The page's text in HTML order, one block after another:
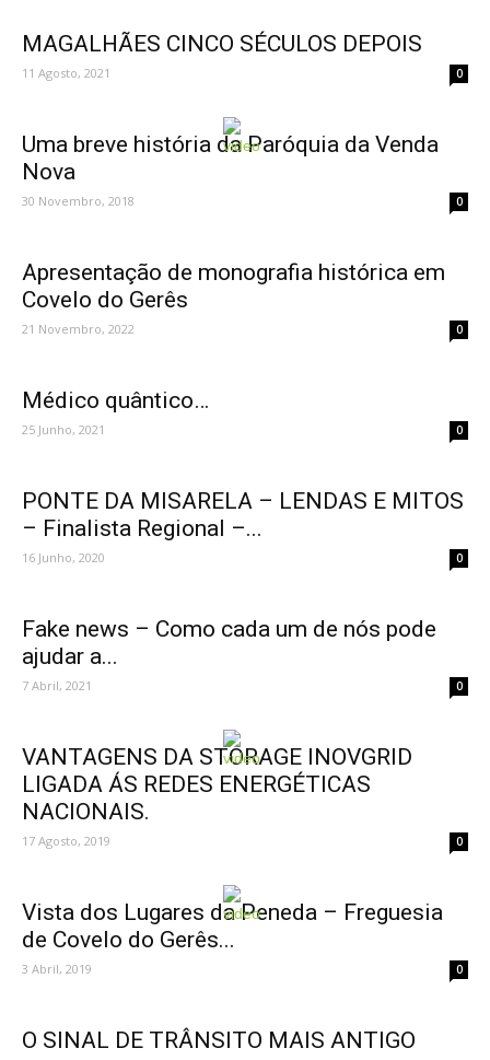
MAGALHÃES CINCO SÉCULOS DEPOIS
11 Agosto, 2021 0
Uma breve história da Paróquia da Venda
Nova
30 Novembro, 2018 0
Apresentação de monografia histórica em
Covelo do Gerês
21 Novembro, 2022 0
Médico quântico…
25 Junho, 2021 0
PONTE DA MISARELA – LENDAS E MITOS
– Finalista Regional –...
16 Junho, 2020 0
Fake news – Como cada um de nós pode
ajudar a...
7 Abril, 2021 0
VANTAGENS DA STORAGE INOVGRID
LIGADA ÁS REDES ENERGÉTICAS
NACIONAIS.
17 Agosto, 2019 0
Vista dos Lugares da Peneda – Freguesia
de Covelo do Gerês...
3 Abril, 2019 0
O SINAL DE TRÂNSITO MAIS ANTIGO